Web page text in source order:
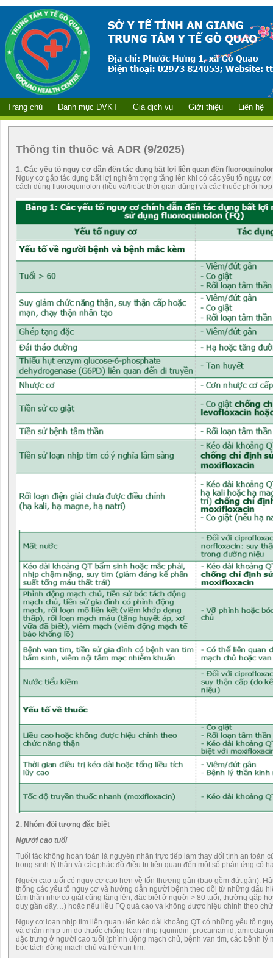
Trang chủ Danh mục DVKT Giá dịch vụ Giới thiệu Liên hệ
Thông tin thuốc và ADR (9/2025)
1. Các yếu tố nguy cơ dẫn đến tác dụng bất lợi liên quan đến
Nguy cơ gặp tác dụng bất lợi nghiêm trọng tăng lên khi có các yếu tố nguy
cách dùng fluoroquinolon (liều và/hoặc thời gian dùng) và các thuốc phối
2. Nhóm đối tượng đặc biệt
Người cao tuổi
Tuổi tác không hoàn toàn là nguyên nhân trực tiếp làm thay đổi tính an toàn
trong sinh lý thận và các phác đồ điều trị liên quan đến một số phản ứng có
Người cao tuổi có nguy cơ cao hơn về tổn thương gân (bao gồm đứt gân).
thống các yếu tố nguy cơ và hướng dẫn người bệnh theo dõi từ những dấu
tâm thần như co giật cũng tăng lên, đặc biệt ở người > 80 tuổi, thường gặp
quỵ gần đây…) hoặc nếu liều FQ quá cao và không được hiệu chỉnh theo
Nguy cơ loạn nhịp tim liên quan đến kéo dài khoảng QT có những yếu tố
và chậm nhịp tim do thuốc chống loạn nhịp (quinidin, procainamid,
đặc trưng ở người cao tuổi (phình động mạch chủ, bệnh van tim, các bệnh lý
bóc tách động mạch chủ và hở van tim.